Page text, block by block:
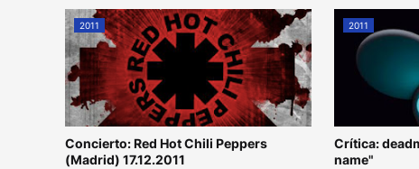
2011
Concierto: Red Hot Chili Peppers
(Madrid) 17.12.2011
2011
Crítica:
name"